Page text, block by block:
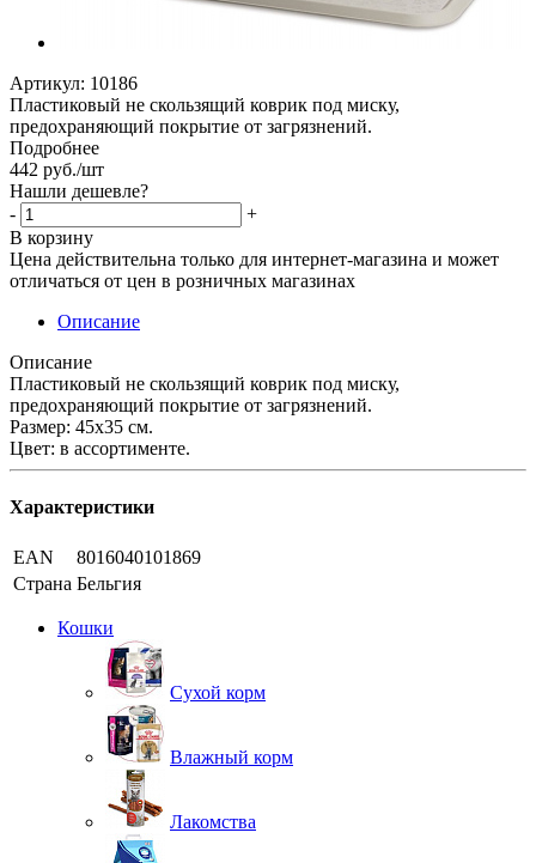
Артикул: 10186
Пластиковый не скользящий коврик под миску,
предохраняющий покрытие от загрязнений.
Подробнее
442 руб./шт
Нашли дешевле?
-
+
В корзину
Цена действительна только для интернет-магазина и может
отличаться от цен в розничных магазинах
Описание
Описание
Пластиковый не скользящий коврик под миску,
предохраняющий покрытие от загрязнений.
Размер: 45х35 см.
Цвет: в ассортименте.
Характеристики
EAN
8016040101869
Страна Бельгия
Кошки
Сухой корм
Влажный корм
Лакомства